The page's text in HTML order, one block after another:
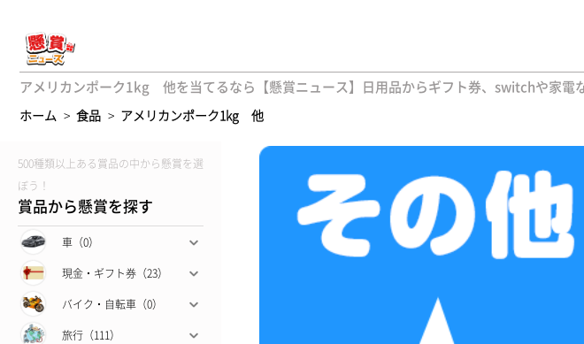
アメリカンポーク1kg 他を当てるなら【懸賞ニュース】日用品からギフト券、switchや家電
ホーム > 食品 > アメリカンポーク1kg 他
500種類以上ある賞品の中から懸賞を選
ぼう！
賞品から懸賞を探す
車（0）
現金・ギフト券（23）
バイク・自転車（0）
旅行（111）